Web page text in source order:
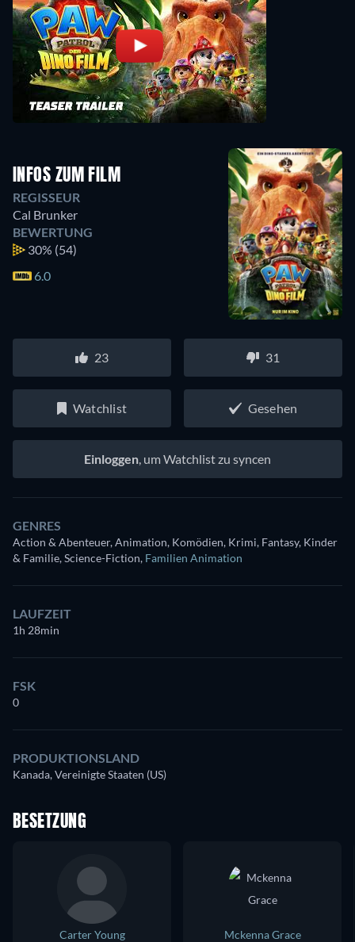
INFOS ZUM FILM
REGISSEUR
Cal Brunker
BEWERTUNG
30% (54)
6.0
23 31
Watchlist Gesehen
Einloggen, um Watchlist zu syncen
GENRES
Action & Abenteuer, Animation, Komödien, Krimi, Fantasy, Kinder
& Familie, Science-Fiction, Familien Animation
LAUFZEIT
1h 28min
FSK
0
PRODUKTIONSLAND
Kanada, Vereinigte Staaten (US)
BESETZUNG
Carter Young
Mckenna Grace